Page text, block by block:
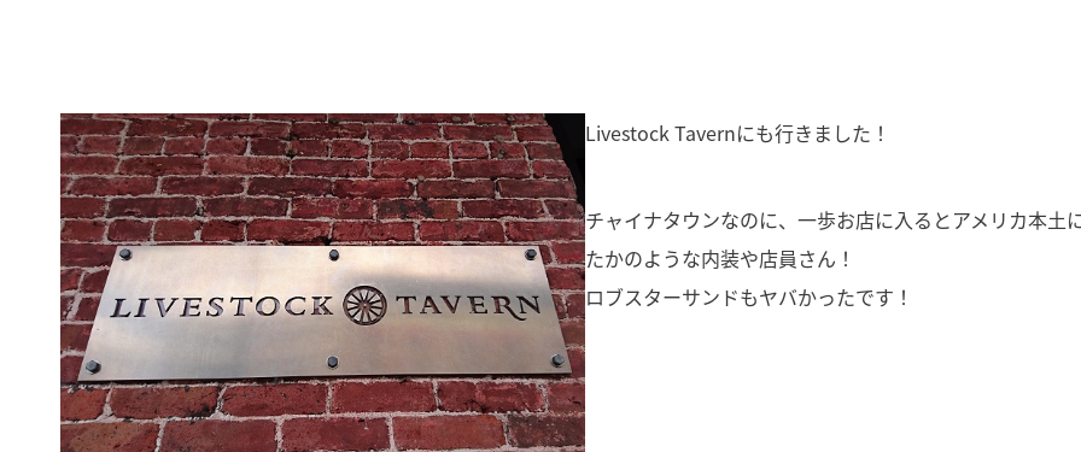
Livestock Tavernにも行きました！
チャイナタウンなのに、一歩お店に入るとアメリカ本土
たかのような内装や店員さん！
ロブスターサンドもヤバかったです！